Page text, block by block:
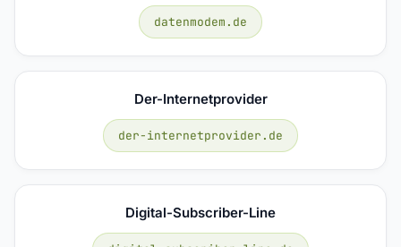
datenmodem.de
Der-Internetprovider
der-internetprovider.de
Digital-Subscriber-Line